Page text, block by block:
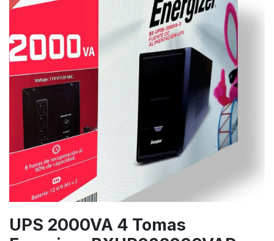
UPS 2000VA 4 Tomas